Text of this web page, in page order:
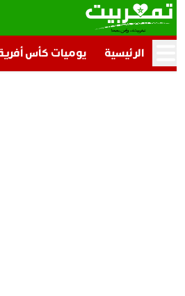
الرئيسية يوميات كأس